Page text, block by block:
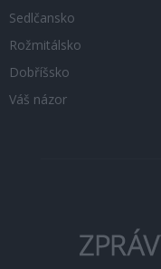
Sedlčansko
Rožmitálsko
Dobříšsko
Váš názor